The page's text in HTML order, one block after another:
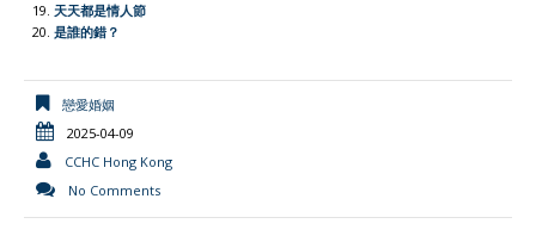
天天都是情人節
是誰的錯？
戀愛婚姻
2025-04-09
CCHC Hong Kong
No Comments